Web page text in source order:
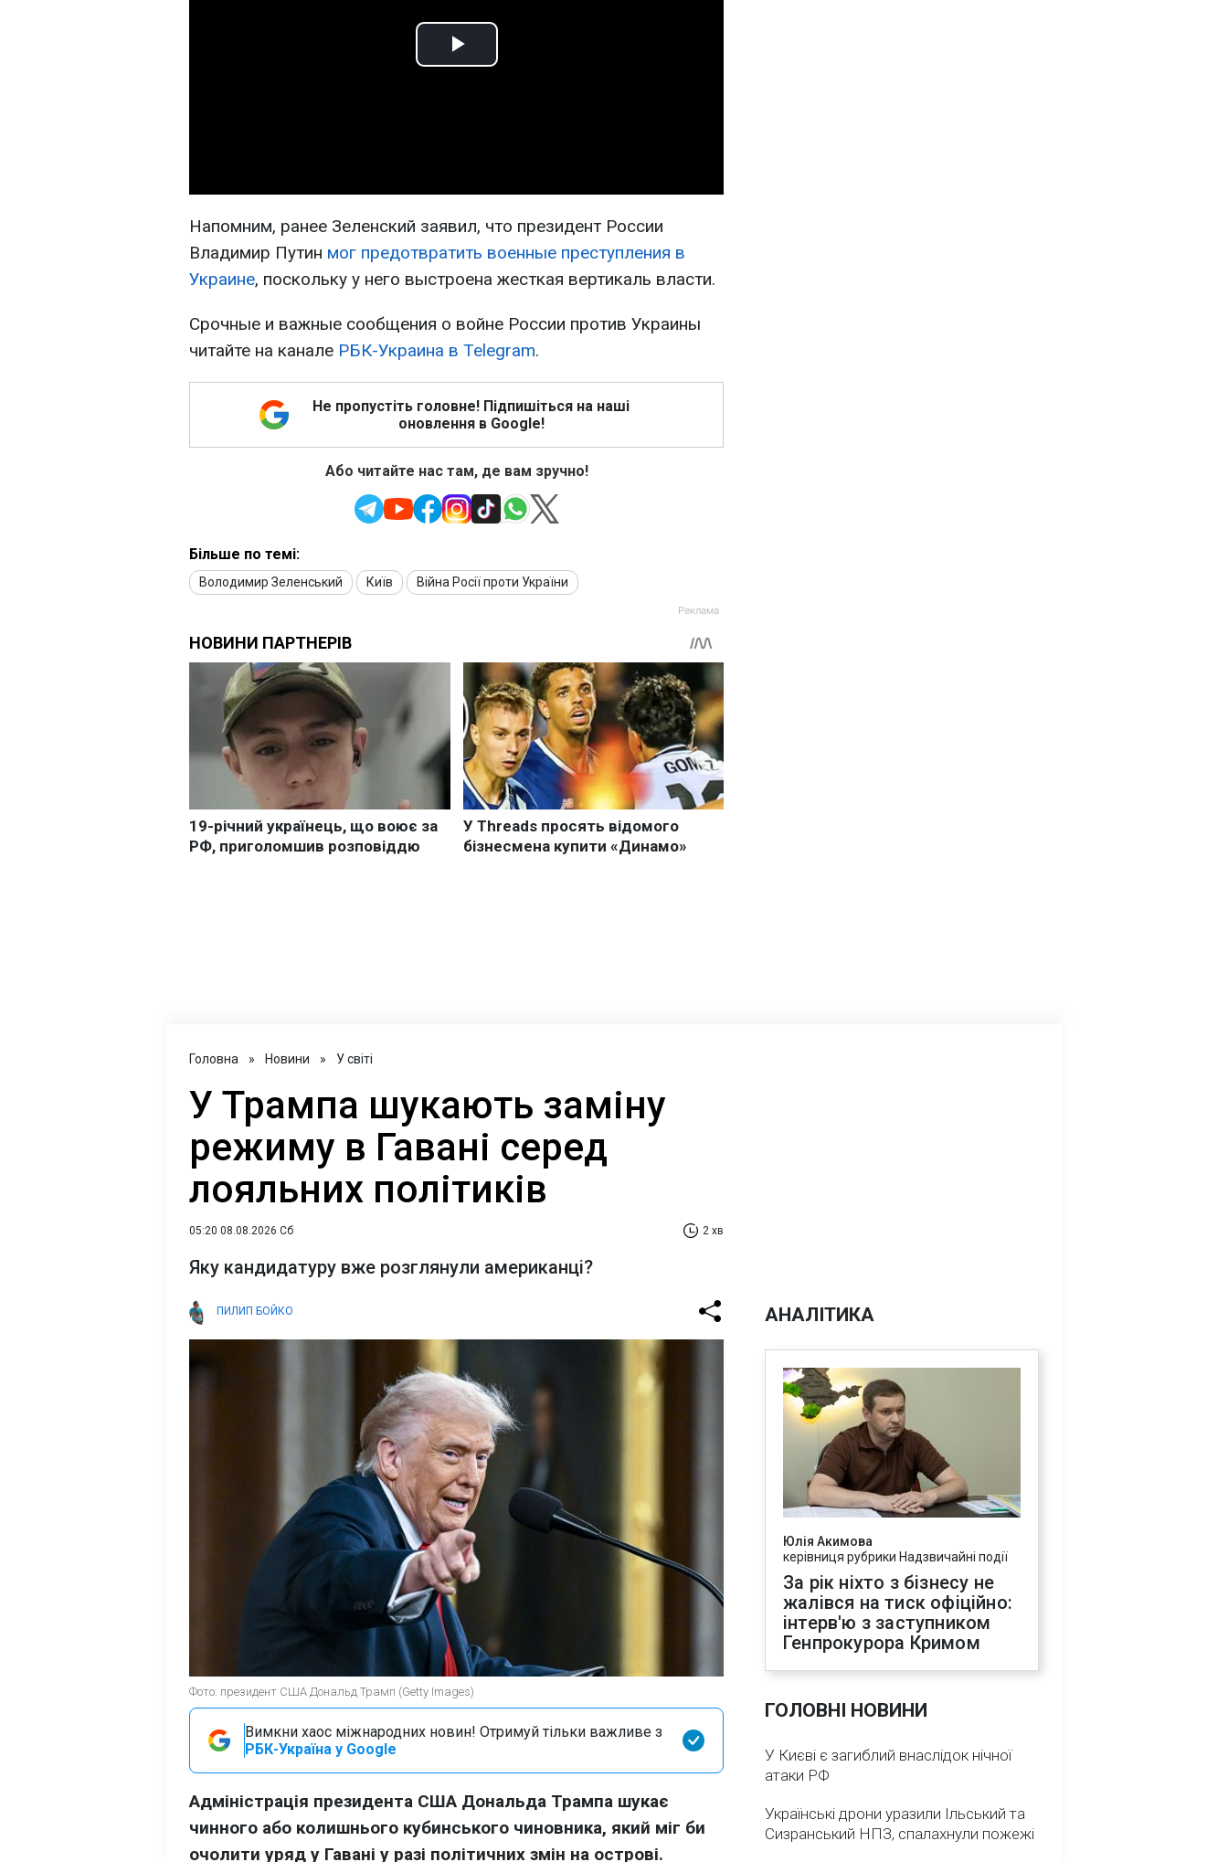
Play
Напомним, ранее Зеленский заявил, что президент России
Владимир Путин мог предотвратить военные преступления в
Украине, поскольку у него выстроена жесткая вертикаль власти.
Срочные и важные сообщения о войне России против Украины
читайте на канале РБК-Украина в Telegram.
Не пропустіть головне! Підпишіться на наші
оновлення в Google!
Або читайте нас там, де вам зручно!
Більше по темі:
Володимир Зеленський Київ Війна Росії проти України
Головна » Новини » У світі
У Трампа шукають заміну
режиму в Гавані серед
лояльних політиків
05:20 08.08.2026 Сб 2 хв
Яку кандидатуру вже розглянули американці?
ПИЛИП БОЙКО
Фото: президент США Дональд Трамп (Getty Images)
Вимкни хаос міжнародних новин! Отримуй тільки важливе з
РБК-Україна у Google
Адміністрація президента США Дональда Трампа шукає
чинного або колишнього кубинського чиновника, який міг би
очолити уряд у Гавані у разі політичних змін на острові.
АНАЛІТИКА
Юлія Акимова
керівниця рубрики Надзвичайні події
За рік ніхто з бізнесу не
жалівся на тиск офіційно:
інтерв'ю з заступником
Генпрокурора Кримом
ГОЛОВНІ НОВИНИ
У Києві є загиблий внаслідок нічної
атаки РФ
Українські дрони уразили Ільський та
Сизранський НПЗ, спалахнули пожежі